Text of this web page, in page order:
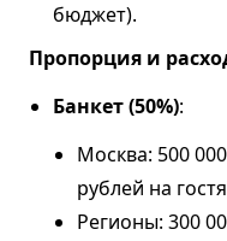
бюджет).
Пропорция и
Банкет (50%):
Москва: 500
рублей на
Регионы: 300